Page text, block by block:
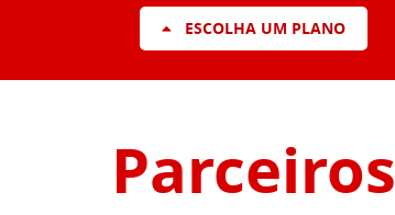
ESCOLHA UM PLANO
Parceiros